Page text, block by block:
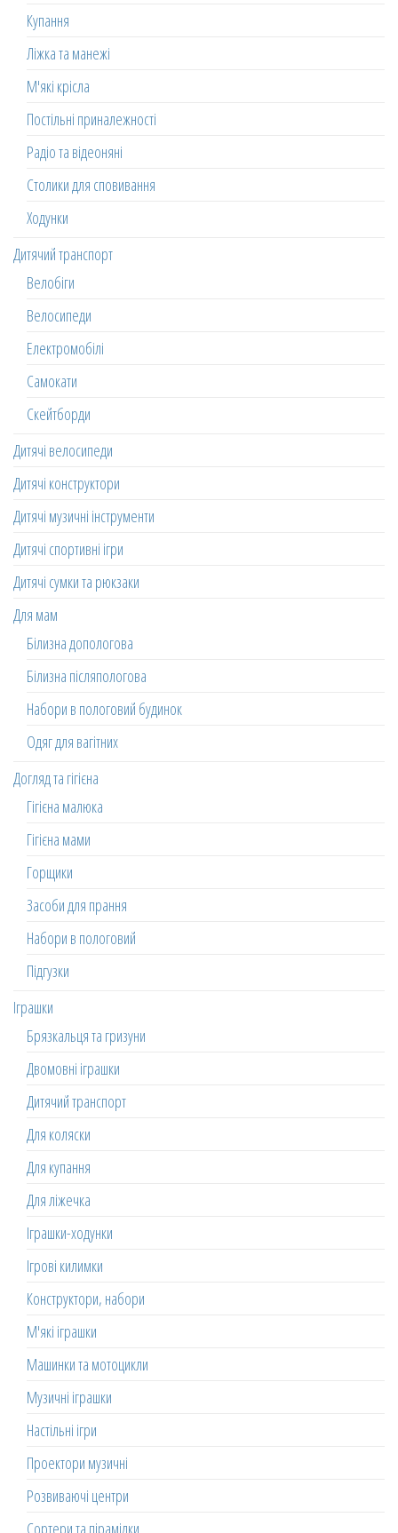
Купання
Ліжка та манежі
М'які крісла
Постільні приналежності
Радіо та відеоняні
Столики для сповивання
Ходунки
Дитячий транспорт
Велобіги
Велосипеди
Електромобілі
Самокати
Скейтборди
Дитячі велосипеди
Дитячі конструктори
Дитячі музичні інструменти
Дитячі спортивні ігри
Дитячі сумки та рюкзаки
Для мам
Білизна допологова
Білизна післяпологова
Набори в пологовий будинок
Одяг для вагітних
Догляд та гігієна
Гігієна малюка
Гігієна мами
Горщики
Засоби для прання
Набори в пологовий
Підгузки
Іграшки
Брязкальця та гризуни
Двомовні іграшки
Дитячий транспорт
Для коляски
Для купання
Для ліжечка
Іграшки-ходунки
Ігрові килимки
Конструктори, набори
М'які іграшки
Машинки та мотоцикли
Музичні іграшки
Настільні ігри
Проектори музичні
Розвиваючі центри